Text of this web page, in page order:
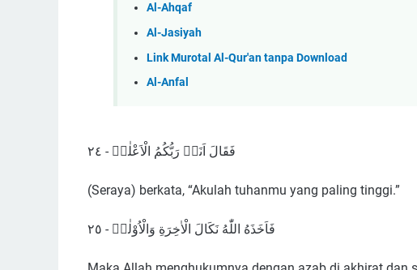
Al-Ahqaf
Al-Jasiyah
Link Murotal Al-Qur'an tanpa Download
Al-Anfal
فَقَالَ اَنَا۠ رَبُّكُمُ الْاَعْلٰىۖ - ٢٤
(Seraya) berkata, “Akulah tuhanmu yang paling tinggi.”
فَاَخَذَهُ اللّٰهُ نَكَالَ الْاٰخِرَةِ وَالْاُوْلٰىۗ - ٢٥